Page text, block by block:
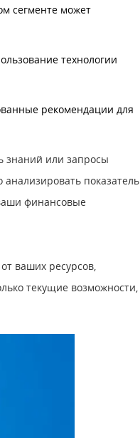
сегменте может
технологии
рекомендации для
знаний или запросы
показатель
финансовые
ваших ресурсов,
текущие возможности,